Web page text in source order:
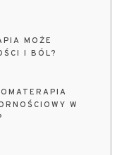
MOŻE
I BÓL?
W